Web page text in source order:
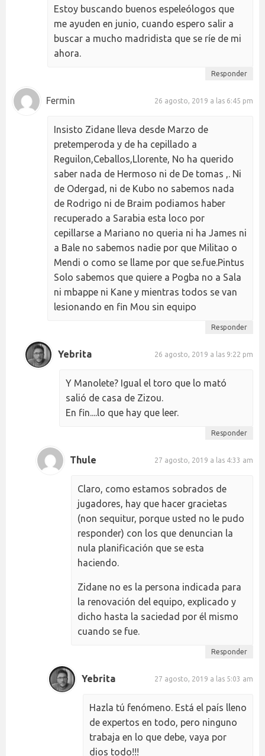
Estoy buscando buenos espeleólogos que
me ayuden en junio, cuando espero salir a
buscar a mucho madridista que se ríe de mi
ahora.
Responder
Fermin 26 agosto, 2019 a las 6:45 pm
Insisto Zidane lleva desde Marzo de
pretemperoda y de ha cepillado a
Reguilon,Ceballos,Llorente, No ha querido
saber nada de Hermoso ni de De tomas ,. Ni
de Odergad, ni de Kubo no sabemos nada
de Rodrigo ni de Braim podiamos haber
recuperado a Sarabia esta loco por
cepillarse a Mariano no queria ni ha James ni
a Bale no sabemos nadie por que Militao o
Mendi o como se llame por que se.fue.Pintus
Solo sabemos que quiere a Pogba no a Sala
ni mbappe ni Kane y mientras todos se van
lesionando en fin Mou sin equipo
Responder
Yebrita 26 agosto, 2019 a las 9:22 pm
Y Manolete? Igual el toro que lo mató
salió de casa de Zizou.
En fin....lo que hay que leer.
Responder
Thule 27 agosto, 2019 a las 4:33 am
Claro, como estamos sobrados de
jugadores, hay que hacer gracietas
(non sequitur, porque usted no le pudo
responder) con los que denuncian la
nula planificación que se esta
haciendo.
Zidane no es la persona indicada para
la renovación del equipo, explicado y
dicho hasta la saciedad por él mismo
cuando se fue.
Responder
Yebrita 27 agosto, 2019 a las 5:03 am
Hazla tú fenómeno. Está el país lleno
de expertos en todo, pero ninguno
trabaja en lo que debe, vaya por
dios todo!!!